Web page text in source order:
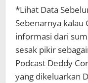
*Lihat Data
Sebenarnya kalau
informasi dari
sesak pikir
Podcast Deddy
yang dikeluarkan